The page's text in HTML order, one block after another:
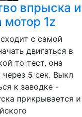
впрыска и
мотор 1z
с самой
двигаться в
то тест, она
через 5 сек. Выкл
к заводке -
прикрывается и